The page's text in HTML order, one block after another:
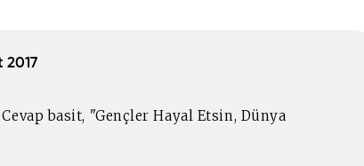
2017
basit, "Gençler Hayal Etsin, Dünya